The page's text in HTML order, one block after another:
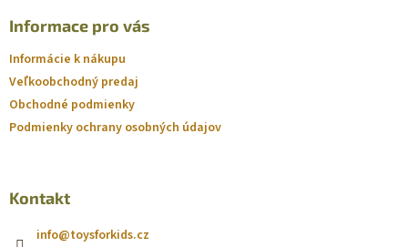
Informace pro vás
Informácie k nákupu
Veľkoobchodný predaj
Obchodné podmienky
Podmienky ochrany osobných údajov
Kontakt
info@toysforkids.cz